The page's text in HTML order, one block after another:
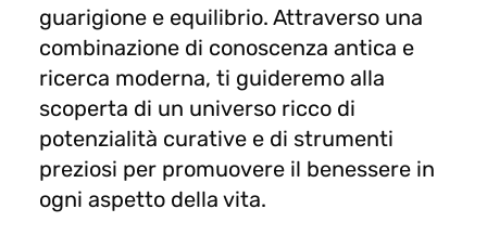
guarigione e equilibrio. Attraverso una
combinazione di conoscenza antica e
ricerca moderna, ti guideremo alla
scoperta di un universo ricco di
potenzialità curative e di strumenti
preziosi per promuovere il benessere in
ogni aspetto della vita.